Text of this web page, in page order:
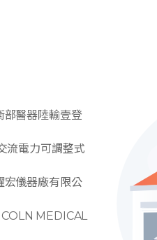
部醫器陸輸壹登
流電力可調整式
宏儀器廠有限公
MEDICAL